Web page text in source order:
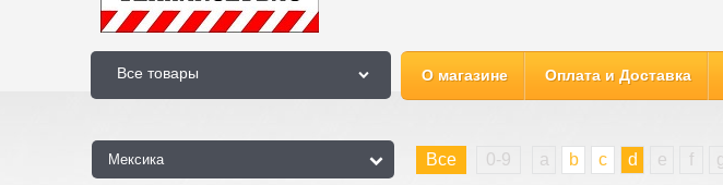
Все товары О магазине Оплата и Доставка
Все 0-9 a b c d e f